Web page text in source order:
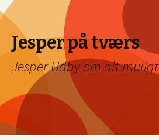
Jesper på tværs
Jesper Udby om alt muligt